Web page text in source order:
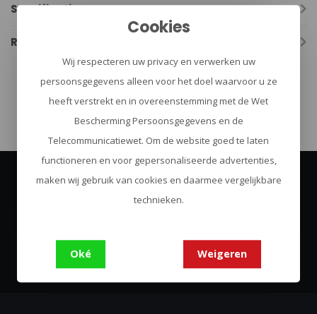
Specificaties
Reviews
politie koppel (60)
Abonneer je op onze nieuwsbrief
Abonneer
Cookies
Wij respecteren uw privacy en verwerken uw
persoonsgegevens alleen voor het doel waarvoor u ze
heeft verstrekt en in overeenstemming met de Wet
Bescherming Persoonsgegevens en de
Telecommunicatiewet. Om de website goed te laten
functioneren en voor gepersonaliseerde advertenties,
maken wij gebruik van cookies en daarmee vergelijkbare
technieken.
Oké Weigeren